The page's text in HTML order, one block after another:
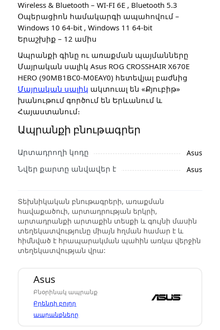
Wireless & Bluetooth – WI-FI 6E , Bluetooth 5.3
Օպերացիոն համակարգի ապահովում –
Windows 10 64-bit , Windows 11 64-bit
Երաշխիք – 12 ամիս
Ապրանքի գինը ու առաքման պայմանները
Մայրական սալիկ Asus ROG CROSSHAIR X670E
HERO (90MB1BC0-M0EAY0) հետեվյալ բաժնից
Մայրական սալիկ ակտուալ են «Քյուբիթ»
խանութում գործում են Երևանում և
Հայաստանում։
Ապրանքի բնութագրեր
Արտադրողի կոդը Asus
Նվեր քարտը անվավեր է Asus
Տեխնիկական բնութագրերի, առաքման
հավաքածուի, արտադրության երկրի,
արտադրանքի արտաքին տեսքի և գույնի մասին
տեղեկատվությունը միայն հղման համար է և
հիմնված է հրապարակման պահին առկա վերջին
տեղեկատվության վրա:
Asus
Բնօրինակ ապրանք
Բրենդի բոլոր
ապրանքները